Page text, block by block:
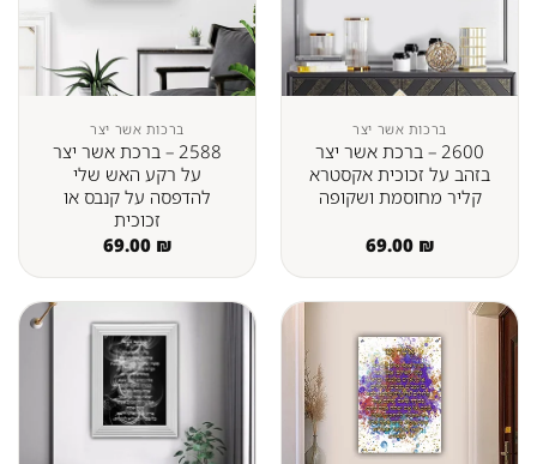
ברכות אשר יצר
2600 – ברכת אשר יצר
בזהב על זכוכית אקסטרא
קליר מחוסמת ושקופה
69.00 ₪
ברכות אשר יצר
2588 – ברכת אשר יצר
על רקע האש שלי
להדפסה על קנבס או
זכוכית
69.00 ₪